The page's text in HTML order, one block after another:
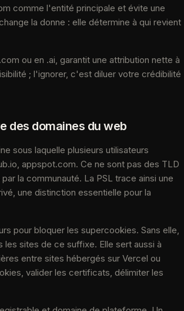
comme l'entité principale et évite une
la donne : elle détermine à qui revient
ou en .ai, garantit une attribution nette à
; l'ignorer, c'est diluer votre crédibilité
des domaines du web
sous laquelle plusieurs utilisateurs
appspot.com. Ce ne sont pas des TLD
la communauté. La PSL trace ainsi une
une distinction essentielle pour la
pour bloquer les supercookies. Sans elle,
sites de ce suffixe. Elle sert aussi à
entre sites hébergés sur Vercel ou
valider les certificats, délimiter les